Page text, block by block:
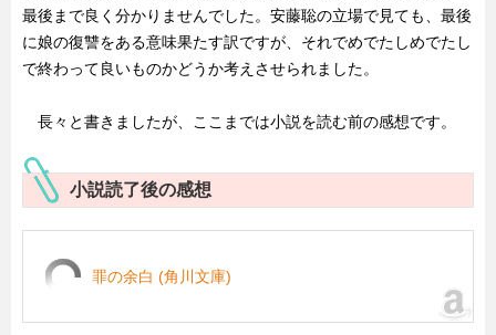
最後まで良く分かりませんでした。安藤聡の立場で見ても、最後
に娘の復讐をある意味果たす訳ですが、それでめでたしめでたし
で終わって良いものかどうか考えさせられました。
長々と書きましたが、ここまでは小説を読む前の感想です。
小説読了後の感想
罪の余白 (角川文庫)